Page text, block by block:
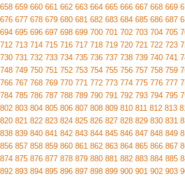
658 659 660 661 662 663 664 665 666 667 668 669
676 677 678 679 680 681 682 683 684 685 686 687
694 695 696 697 698 699 700 701 702 703 704 705
712 713 714 715 716 717 718 719 720 721 722 723
730 731 732 733 734 735 736 737 738 739 740 741
748 749 750 751 752 753 754 755 756 757 758 759
766 767 768 769 770 771 772 773 774 775 776 777
784 785 786 787 788 789 790 791 792 793 794 795
802 803 804 805 806 807 808 809 810 811 812 813
820 821 822 823 824 825 826 827 828 829 830 831
838 839 840 841 842 843 844 845 846 847 848 849
856 857 858 859 860 861 862 863 864 865 866 867
874 875 876 877 878 879 880 881 882 883 884 885
892 893 894 895 896 897 898 899 900 901 902 903